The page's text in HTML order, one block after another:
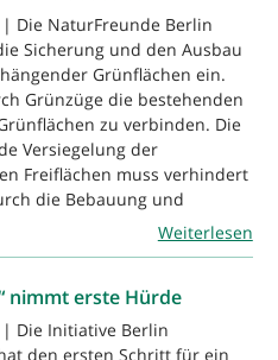
| Die NaturFreunde Berlin
Sicherung und den Ausbau
Grünflächen ein.
Grünzüge die bestehenden
zu verbinden. Die
Versiegelung der
Freiflächen muss verhindert
die Bebauung und
Weiterlesen
nimmt erste Hürde
| Die Initiative Berlin
den ersten Schritt für ein